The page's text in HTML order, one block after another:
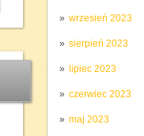
wrzesień 2023
sierpień 2023
lipiec 2023
czerwiec 2023
maj 2023